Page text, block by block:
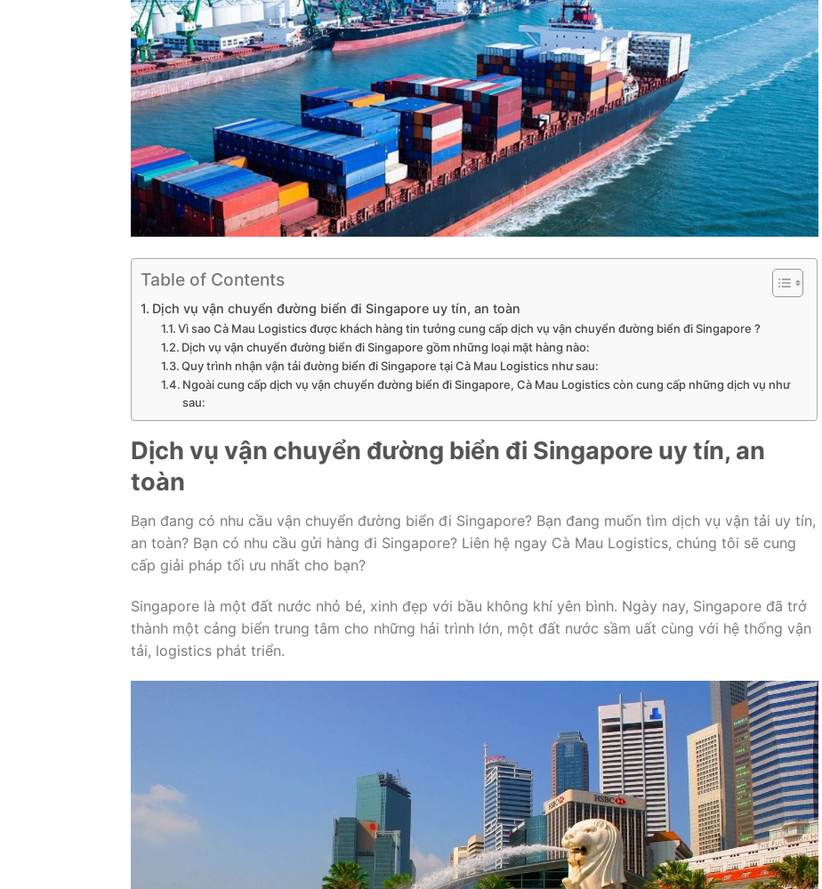
Table of Contents
Dịch vụ vận chuyển đường biển đi Singapore uy tín, an toàn
Vì sao Cà Mau Logistics được khách hàng tin tưởng cung cấp dịch vụ vận chuyển đường biển đi Singapore ?
Dịch vụ vận chuyển đường biển đi Singapore gồm những loại mặt hàng nào:
Quy trình nhận vận tải đường biển đi Singapore tại Cà Mau Logistics như sau:
Ngoài cung cấp dịch vụ vận chuyển đường biển đi Singapore, Cà Mau Logistics còn cung cấp những dịch vụ như
sau:
Dịch vụ vận chuyển đường biển đi Singapore uy tín, an
toàn
Bạn đang có nhu cầu vận chuyển đường biển đi Singapore? Bạn đang muốn tìm dịch vụ vận tải uy tín,
an toàn? Bạn có nhu cầu gửi hàng đi Singapore? Liên hệ ngay Cà Mau Logistics, chúng tôi sẽ cung
cấp giải pháp tối ưu nhất cho bạn?
Singapore là một đất nước nhỏ bé, xinh đẹp với bầu không khí yên bình. Ngày nay, Singapore đã trở
thành một cảng biển trung tâm cho những hải trình lớn, một đất nước sầm uất cùng với hệ thống vận
tải, logistics phát triển.